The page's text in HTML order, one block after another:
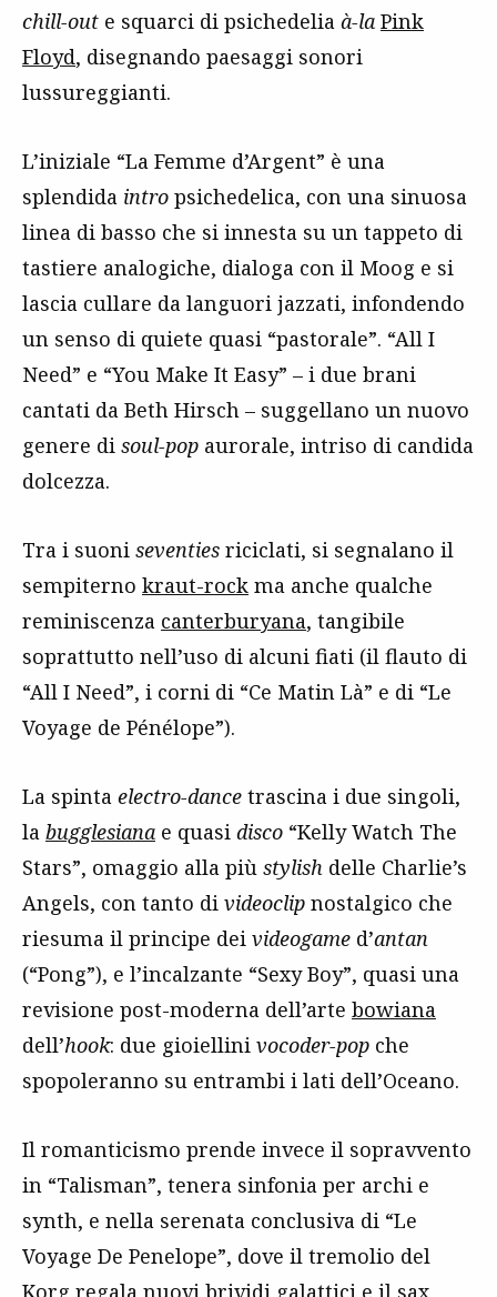
chill-out e squarci di psichedelia à-la Pink
Floyd, disegnando paesaggi sonori
lussureggianti.
L’iniziale “La Femme d’Argent” è una
splendida intro psichedelica, con una sinuosa
linea di basso che si innesta su un tappeto di
tastiere analogiche, dialoga con il Moog e si
lascia cullare da languori jazzati, infondendo
un senso di quiete quasi “pastorale”. “All I
Need” e “You Make It Easy” – i due brani
cantati da Beth Hirsch – suggellano un nuovo
genere di soul-pop aurorale, intriso di candida
dolcezza.
Tra i suoni seventies riciclati, si segnalano il
sempiterno kraut-rock ma anche qualche
reminiscenza canterburyana, tangibile
soprattutto nell’uso di alcuni fiati (il flauto di
“All I Need”, i corni di “Ce Matin Là” e di “Le
Voyage de Pénélope”).
La spinta electro-dance trascina i due singoli,
la bugglesiana e quasi disco “Kelly Watch The
Stars”, omaggio alla più stylish delle Charlie’s
Angels, con tanto di videoclip nostalgico che
riesuma il principe dei videogame d’antan
(“Pong”), e l’incalzante “Sexy Boy”, quasi una
revisione post-moderna dell’arte bowiana
dell’hook: due gioiellini vocoder-pop che
spopoleranno su entrambi i lati dell’Oceano.
Il romanticismo prende invece il sopravvento
in “Talisman”, tenera sinfonia per archi e
synth, e nella serenata conclusiva di “Le
Voyage De Penelope”, dove il tremolio del
Korg regala nuovi brividi galattici e il sax